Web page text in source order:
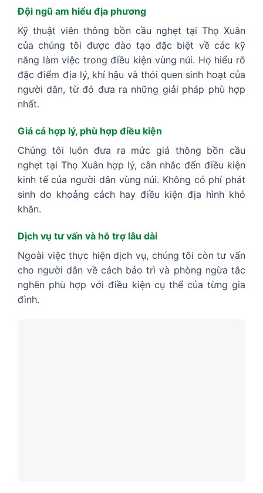
Đội ngũ am hiểu địa phương
Kỹ thuật viên thông bồn cầu nghẹt tại Thọ Xuân
của chúng tôi được đào tạo đặc biệt về các kỹ
năng làm việc trong điều kiện vùng núi. Họ hiểu rõ
đặc điểm địa lý, khí hậu và thói quen sinh hoạt của
người dân, từ đó đưa ra những giải pháp phù hợp
nhất.
Giá cả hợp lý, phù hợp điều kiện
Chúng tôi luôn đưa ra mức giá thông bồn cầu
nghẹt tại Thọ Xuân hợp lý, cân nhắc đến điều kiện
kinh tế của người dân vùng núi. Không có phí phát
sinh do khoảng cách hay điều kiện địa hình khó
khăn.
Dịch vụ tư vấn và hỗ trợ lâu dài
Ngoài việc thực hiện dịch vụ, chúng tôi còn tư vấn
cho người dân về cách bảo trì và phòng ngừa tắc
nghẽn phù hợp với điều kiện cụ thể của từng gia
đình.